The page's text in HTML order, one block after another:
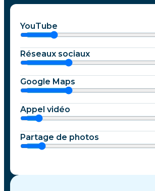
YouTube
Réseaux sociaux
Google Maps
Appel vidéo
Partage de photos